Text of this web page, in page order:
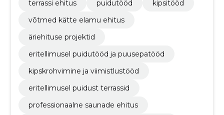
terrassi ehitus
puidutööd
kipsitööd
võtmed kätte elamu ehitus
äriehituse projektid
eritellimusel puidutööd ja puusepatööd
kipskrohvimine ja viimistlustööd
eritellimusel puidust terrassid
professionaalne saunade ehitus